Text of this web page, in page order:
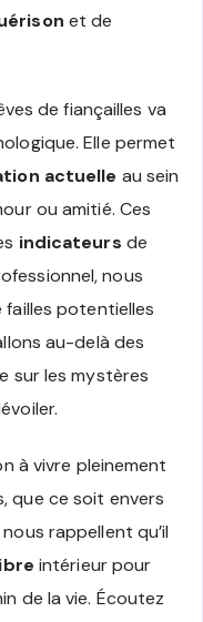
et de
de fiançailles va
Elle permet
actuelle au sein
ou amitié. Ces
indicateurs de
nous
potentielles
au-delà des
sur les mystères
à vivre pleinement
que ce soit envers
rappellent qu’il
intérieur pour
de la vie. Écoutez